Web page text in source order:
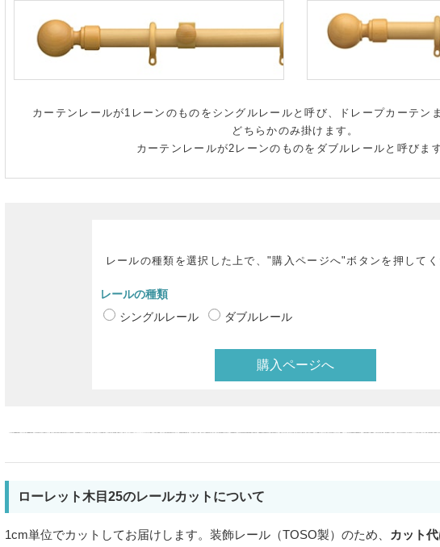
カーテンレールが1レーンのものをシングルレールと呼び、ドレープカーテン
どちらかのみ掛けます。
カーテンレールが2レーンのものをダブルレールと呼びます
レールの種類を選択した上で、"購入ページへ"ボタンを押してく
レールの種類
シングルレール
ダブルレール
購入ページへ
ローレット木目25のレールカットについて
1cm単位でカットしてお届けします。装飾レール（TOSO製）のため、 カット